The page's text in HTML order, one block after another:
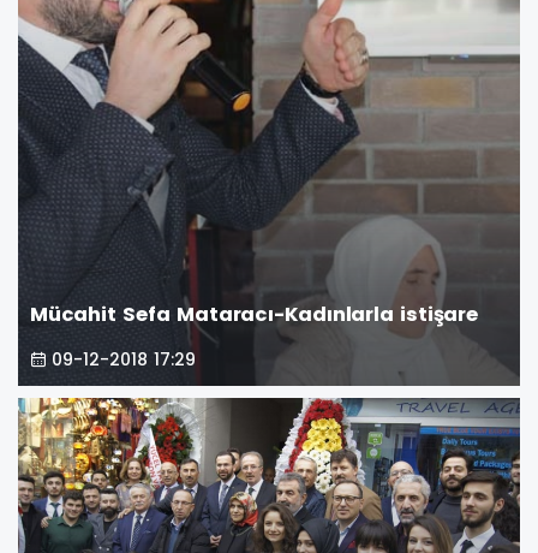
Mücahit Sefa Mataracı-Kadınlarla istişare
09-12-2018 17:29